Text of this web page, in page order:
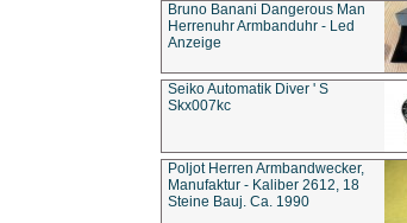
Bruno Banani Dangerous Man
Herrenuhr Armbanduhr - Led
Anzeige
Seiko Automatik Diver ' S
Skx007kc
Poljot Herren Armbandwecker,
Manufaktur - Kaliber 2612, 18
Steine Bauj. Ca. 1990